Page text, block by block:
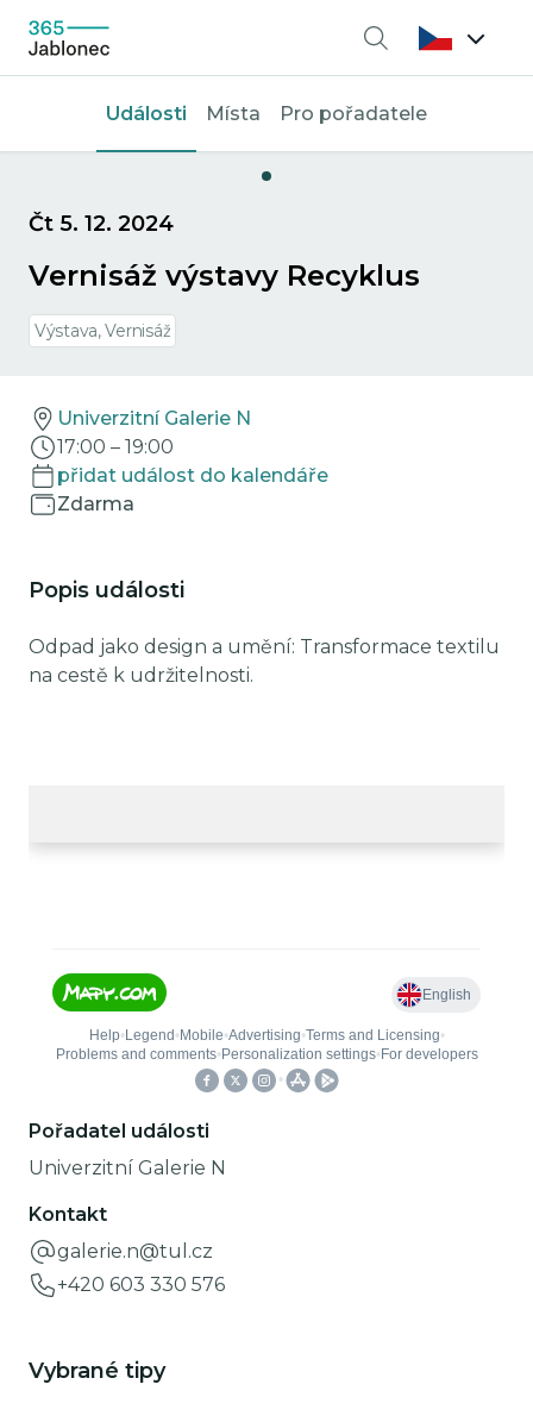
Vyhledávání
Události Místa Pro pořadatele
Čt 5. 12. 2024
Vernisáž výstavy Recyklus
Výstava, Vernisáž
Univerzitní Galerie N
17:00 – 19:00
přidat událost do kalendáře
Zdarma
Popis události
Odpad jako design a umění: Transformace textilu
na cestě k udržitelnosti.
Pořadatel události
Univerzitní Galerie N
Kontakt
galerie.n@tul.cz
+420 603 330 576
Vybrané tipy